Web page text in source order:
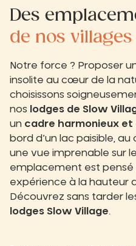
Des
de nos villages
Notre force ? Proposer
insolite au cœur de la
choisissons
nos
lodges de Slow
un cadre harmonieux et
bord d’un lac paisible,
une vue imprenable sur
emplacement est pensé
expérience à la hauteur
Découvrez sans tarder
lodges Slow Village.